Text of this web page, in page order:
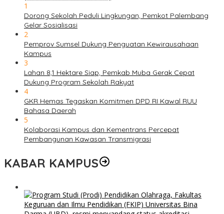
1
Dorong Sekolah Peduli Lingkungan, Pemkot Palembang
Gelar Sosialisasi
2
Pemprov Sumsel Dukung Penguatan Kewirausahaan
Kampus
3
Lahan 8,1 Hektare Siap, Pemkab Muba Gerak Cepat
Dukung Program Sekolah Rakyat
4
GKR Hemas Tegaskan Komitmen DPD RI Kawal RUU
Bahasa Daerah
5
Kolaborasi Kampus dan Kementrans Percepat
Pembangunan Kawasan Transmigrasi
KABAR KAMPUS